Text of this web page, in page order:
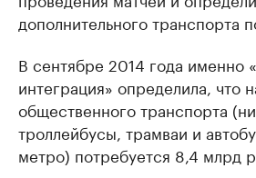
дополнительного транспорта
В сентябре 2014 года именно
интеграция» определила, что
общественного транспорта
троллейбусы, трамваи и
метро) потребуется 8,4 млрд